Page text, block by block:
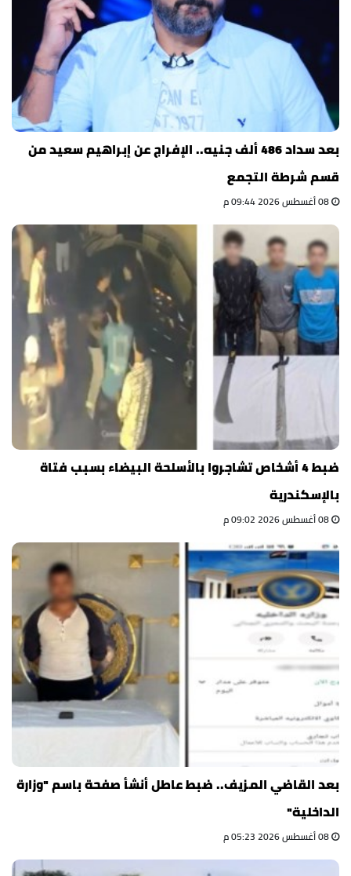
بعد سداد 486 ألف جنيه.. الإفراج عن إبراهيم سعيد من
قسم شرطة التجمع
ضبط 4 أشخاص تشاجروا بالأسلحة البيضاء بسبب فتاة
بالإسكندرية
بعد القاضي المزيف.. ضبط عاطل أنشأ صفحة باسم "وزارة
الداخلية"